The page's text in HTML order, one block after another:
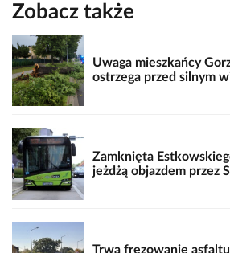
Zobacz także
Uwaga mieszkańcy
ostrzega przed silnym
Zamknięta
jeżdżą objazdem przez
Trwa frezowanie